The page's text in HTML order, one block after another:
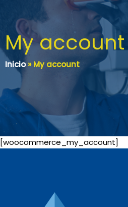
My account
Inicio»My account
[woocommerce_my_account]